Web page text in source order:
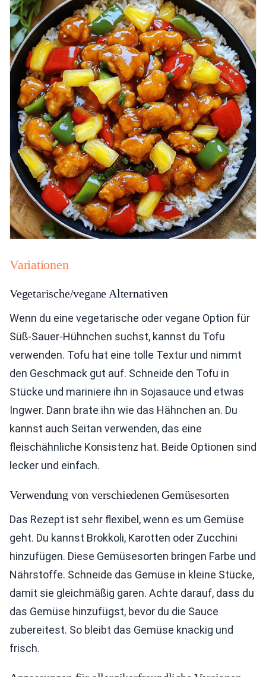
Variationen
Vegetarische/vegane Alternativen
Wenn du eine vegetarische oder vegane Option für
Süß-Sauer-Hühnchen suchst, kannst du Tofu
verwenden. Tofu hat eine tolle Textur und nimmt
den Geschmack gut auf. Schneide den Tofu in
Stücke und mariniere ihn in Sojasauce und etwas
Ingwer. Dann brate ihn wie das Hähnchen an. Du
kannst auch Seitan verwenden, das eine
fleischähnliche Konsistenz hat. Beide Optionen sind
lecker und einfach.
Verwendung von verschiedenen Gemüsesorten
Das Rezept ist sehr flexibel, wenn es um Gemüse
geht. Du kannst Brokkoli, Karotten oder Zucchini
hinzufügen. Diese Gemüsesorten bringen Farbe und
Nährstoffe. Schneide das Gemüse in kleine Stücke,
damit sie gleichmäßig garen. Achte darauf, dass du
das Gemüse hinzufügst, bevor du die Sauce
zubereitest. So bleibt das Gemüse knackig und
frisch.